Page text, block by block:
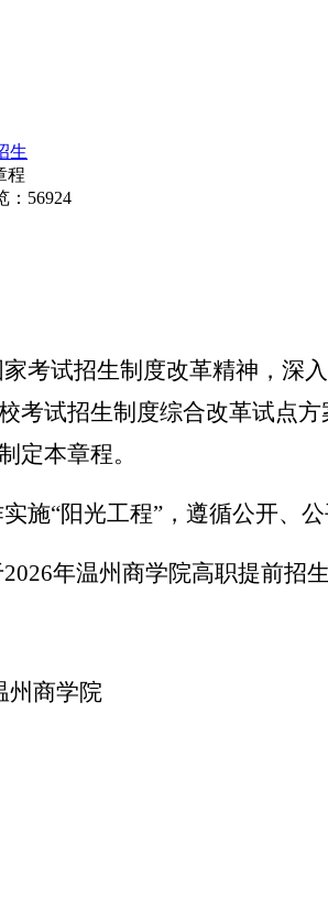
生
程
： 56924
考试招生制度改革精神，深
考试招生制度综合改革试点
定本章程。
施“阳光工程”，遵循公开、
年温州商学院高职提前招生
州商学院